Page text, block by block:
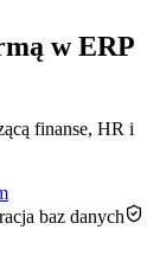
w ERP
finanse, HR i
baz danych